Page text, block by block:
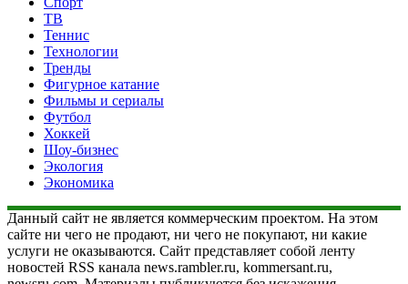
ТВ
Теннис
Технологии
Тренды
Фигурное катание
Фильмы и сериалы
Футбол
Хоккей
Шоу-бизнес
Экология
Экономика
Данный сайт не является коммерческим проектом. На этом
сайте ни чего не продают, ни чего не покупают, ни какие
услуги не оказываются. Сайт представляет собой ленту
новостей RSS канала news.rambler.ru, kommersant.ru,